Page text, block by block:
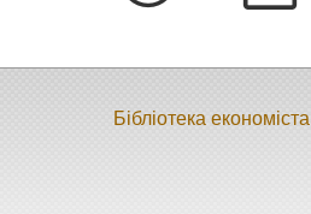
Бібліотека економіста